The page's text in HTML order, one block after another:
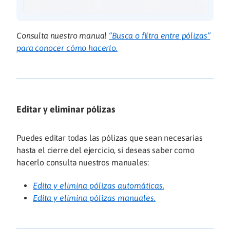
Consulta nuestro manual “Busca o filtra entre pólizas”
para conocer cómo hacerlo.
Editar y eliminar pólizas
Puedes editar todas las pólizas que sean necesarias
hasta el cierre del ejercicio, si deseas saber como
hacerlo consulta nuestros manuales:
Edita y elimina pólizas automáticas.
Edita y elimina pólizas manuales.